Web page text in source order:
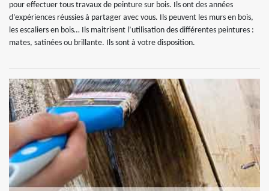
pour effectuer tous travaux de peinture sur bois. Ils ont des années
d’expériences réussies à partager avec vous. Ils peuvent les murs en bois,
les escaliers en bois… Ils maitrisent l’utilisation des différentes peintures :
mates, satinées ou brillante. Ils sont à votre disposition.